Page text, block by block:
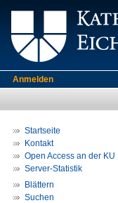
Anmelden
Startseite
Kontakt
Open Access an der KU
Server-Statistik
Blättern
Suchen